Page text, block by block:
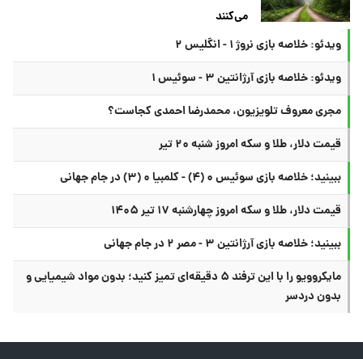
می‌کنند
ویدئو: خلاصه بازی نروژ ۱ - انگلیس ۲
ویدئو: خلاصه بازی آرژانتین ۳ - سوئیس ۱
مجری معروف تلویزیون، محمدرضا احمدی کجاست؟
قیمت دلار، طلا و سکه امروز شنبه ۲۰ تیر
ببینید؛ خلاصه بازی سوئیس ۰ (۴) - کلمبیا ۰ (۳) در جام جهانی
قیمت دلار، طلا و سکه امروز چهارشنبه ۱۷ تیر ۱۴۰۵
ببینید؛ خلاصه بازی آرژانتین ۳ - مصر ۲ در جام جهانی
مایکروویو را با این ترفند ۵ دقیقه‌ای تمیز کنید؛ بدون مواد شیمیایی و
بدون دردسر